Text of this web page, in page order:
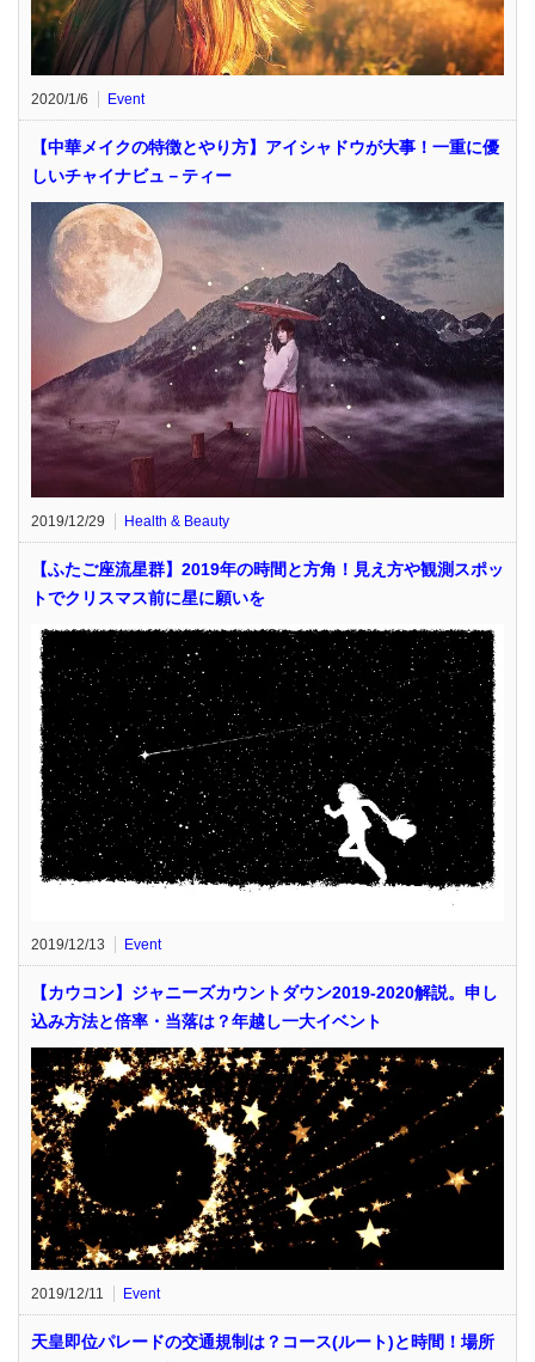
2020/1/6 Event
【中華メイクの特徴とやり方】アイシャドウが大事！一重に優
しいチャイナビュ－ティー
2019/12/29 Health & Beauty
【ふたご座流星群】2019年の時間と方角！見え方や観測スポッ
トでクリスマス前に星に願いを
2019/12/13 Event
【カウコン】ジャニーズカウントダウン2019-2020解説。申し
込み方法と倍率・当落は？年越し一大イベント
2019/12/11 Event
天皇即位パレードの交通規制は？コース(ルート)と時間！場所